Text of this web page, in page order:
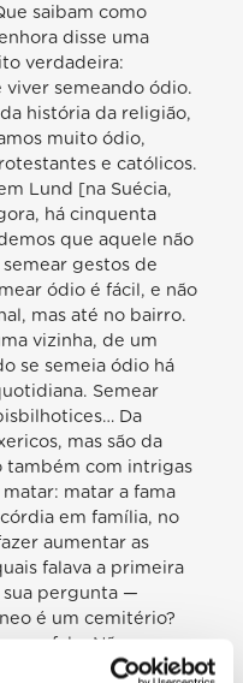
saibam como
disse uma
verdadeira:
viver semeando ódio.
história da religião,
muito ódio,
e católicos.
Lund [na Suécia,
há cinquenta
que aquele não
gestos de
ódio é fácil, e não
mas até no bairro.
vizinha, de um
se semeia ódio há
Semear
Da
mas são da
também com intrigas
matar a fama
em família, no
aumentar as
falava a primeira
sua pergunta —
é um cemitério?
falo. Não
Não digamos